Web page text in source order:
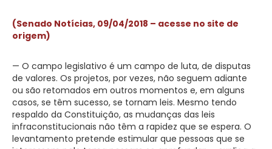
(Senado Notícias, 09/04/2018 – acesse no site de
origem)
— O campo legislativo é um campo de luta, de disputas
de valores. Os projetos, por vezes, não seguem adiante
ou são retomados em outros momentos e, em alguns
casos, se têm sucesso, se tornam leis. Mesmo tendo
respaldo da Constituição, as mudanças das leis
infraconstitucionais não têm a rapidez que se espera. O
levantamento pretende estimular que pessoas que se